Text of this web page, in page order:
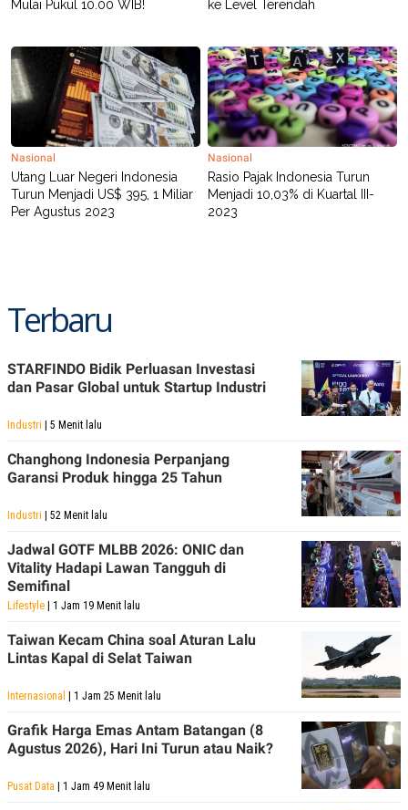
Mulai Pukul 10.00 WIB! ke Level Terendah
Nasional
Utang Luar Negeri Indonesia
Turun Menjadi US$ 395, 1 Miliar
Per Agustus 2023
Nasional
Rasio Pajak Indonesia Turun
Menjadi 10,03% di Kuartal III-
2023
Terbaru
STARFINDO Bidik Perluasan Investasi
dan Pasar Global untuk Startup Industri
Industri | 5 Menit lalu
Changhong Indonesia Perpanjang
Garansi Produk hingga 25 Tahun
Industri | 52 Menit lalu
Jadwal GOTF MLBB 2026: ONIC dan
Vitality Hadapi Lawan Tangguh di
Semifinal
Lifestyle | 1 Jam 19 Menit lalu
Taiwan Kecam China soal Aturan Lalu
Lintas Kapal di Selat Taiwan
Internasional | 1 Jam 25 Menit lalu
Grafik Harga Emas Antam Batangan (8
Agustus 2026), Hari Ini Turun atau Naik?
Pusat Data | 1 Jam 49 Menit lalu